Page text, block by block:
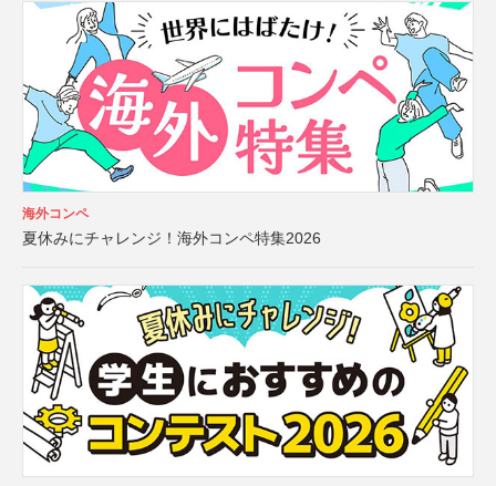
海外コンペ
夏休みにチャレンジ！海外コンペ特集2026